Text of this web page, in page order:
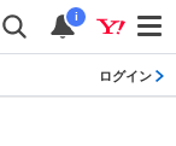
i
ログイン